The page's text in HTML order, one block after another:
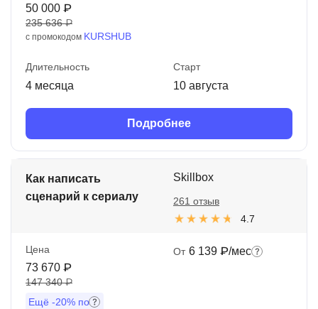
50 000 ₽
235 636 ₽
с промокодом KURSHUB
Длительность
4 месяца
Старт
10 августа
Подробнее
Как написать
сценарий к сериалу
Skillbox
4.7
261 отзыв
Цена
73 670 ₽
147 340 ₽
Ещё -20% по
От 6 139 ₽/мес